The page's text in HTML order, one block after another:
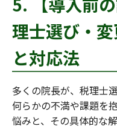
理士選び・
と対応法
多くの院長が、税理士
何らかの不満や課題を
悩みと、その具体的な